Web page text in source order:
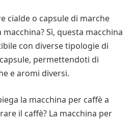
cialde o capsule di marche
Sì, questa macchina
con diverse tipologie di
permettendoti di
e aromi diversi.
la macchina per caffè a
il caffè? La macchina per